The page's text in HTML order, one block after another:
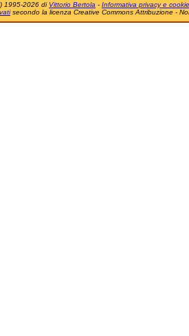
1995-2026 di Vittorio Bertola - Informativa privacy e cookie
secondo la licenza Creative Commons Attribuzione -